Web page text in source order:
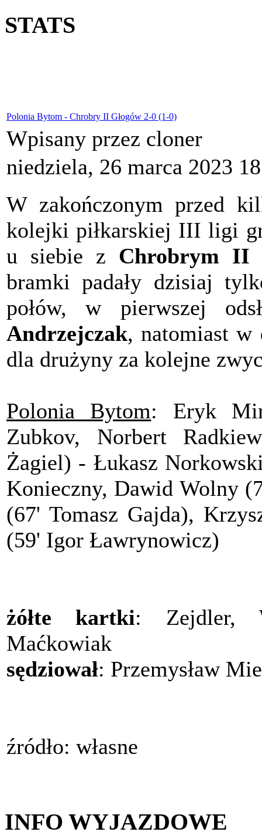
STATS
Polonia Bytom - Chrobry II Głogów 2-0 (1-0)
Wpisany przez cloner
niedziela, 26 marca 2023
W zakończonym przed
kolejki piłkarskiej III ligi
u siebie z Chrobrym II
bramki padały dzisiaj
połów, w pierwszej
Andrzejczak, natomiast
dla drużyny za kolejne
Polonia Bytom: Eryk
Zubkov, Norbert
Żagiel) - Łukasz
Konieczny, Dawid Wolny
(67' Tomasz Gajda),
(59' Igor Ławrynowicz)
żółte kartki: Zejdler,
Maćkowiak
sędziował: Przemysław
źródło: własne
INFO WYJAZDOWE